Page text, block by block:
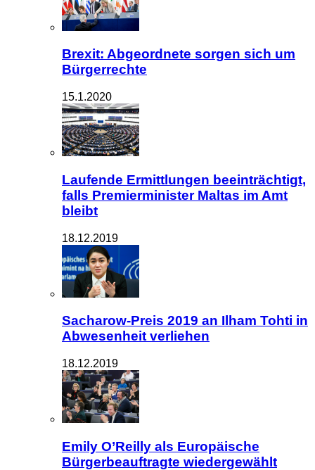
Brexit: Abgeordnete sorgen sich um
Bürgerrechte
15.1.2020
Laufende Ermittlungen beeinträchtigt,
falls Premierminister Maltas im Amt
bleibt
18.12.2019
Sacharow-Preis 2019 an Ilham Tohti in
Abwesenheit verliehen
18.12.2019
Emily O’Reilly als Europäische
Bürgerbeauftragte wiedergewählt